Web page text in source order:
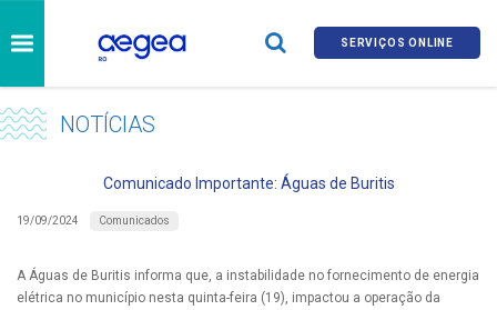
SERVIÇOS ONLINE
NOTÍCIAS
Comunicado Importante: Águas de Buritis
19/09/2024 Comunicados
A Águas de Buritis informa que, a instabilidade no fornecimento de energia
elétrica no município nesta quinta-feira (19), impactou a operação da